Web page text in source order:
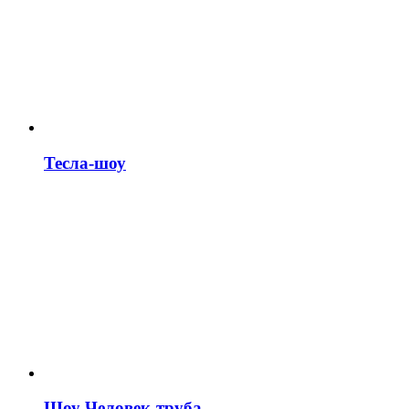
Тесла-шоу